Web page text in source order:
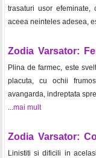
trasaturi usor
aceea neinteles adesea,
Zodia Varsator:
Plina de farmec, este
placuta, cu ochii
avangarda, indreptata
...mai mult
Zodia Varsator:
Linistiti si dificili in